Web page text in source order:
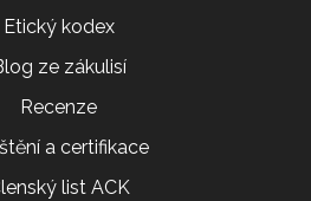
Etický kodex
ze zákulisí
Recenze
a certifikace
list ACK